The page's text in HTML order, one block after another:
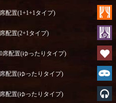
配置(1+1+1タイプ)
配置(2+1タイプ)
席配置(ゆったりタイプ)
配置(ゆったりタイプ)
配置(ゆったりタイプ)